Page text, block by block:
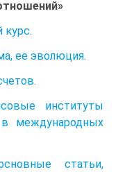
ее эволюция.
институты
статьи,